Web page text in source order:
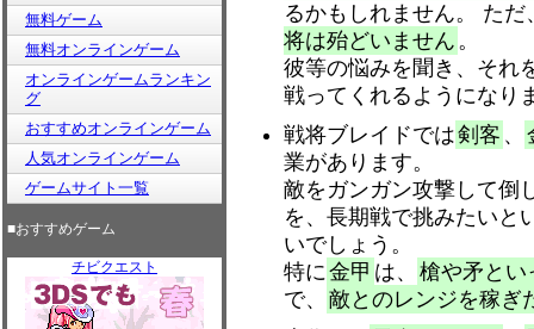
無料ゲーム
無料オンラインゲーム
オンラインゲームランキン
グ
おすすめオンラインゲーム
人気オンラインゲーム
ゲームサイト一覧
■おすすめゲーム
チビクエスト
るかもしれません。 ただ
将は殆どいません 。
彼等の悩みを聞き、それ
戦ってくれるようになり
戦将ブレイドでは剣客 、
業があります。
敵をガンガン攻撃して倒
を、長期戦で挑みたいと
いでしょう。
特に金甲 は、 槍や矛とい
で、 敵とのレンジを稼ぎ